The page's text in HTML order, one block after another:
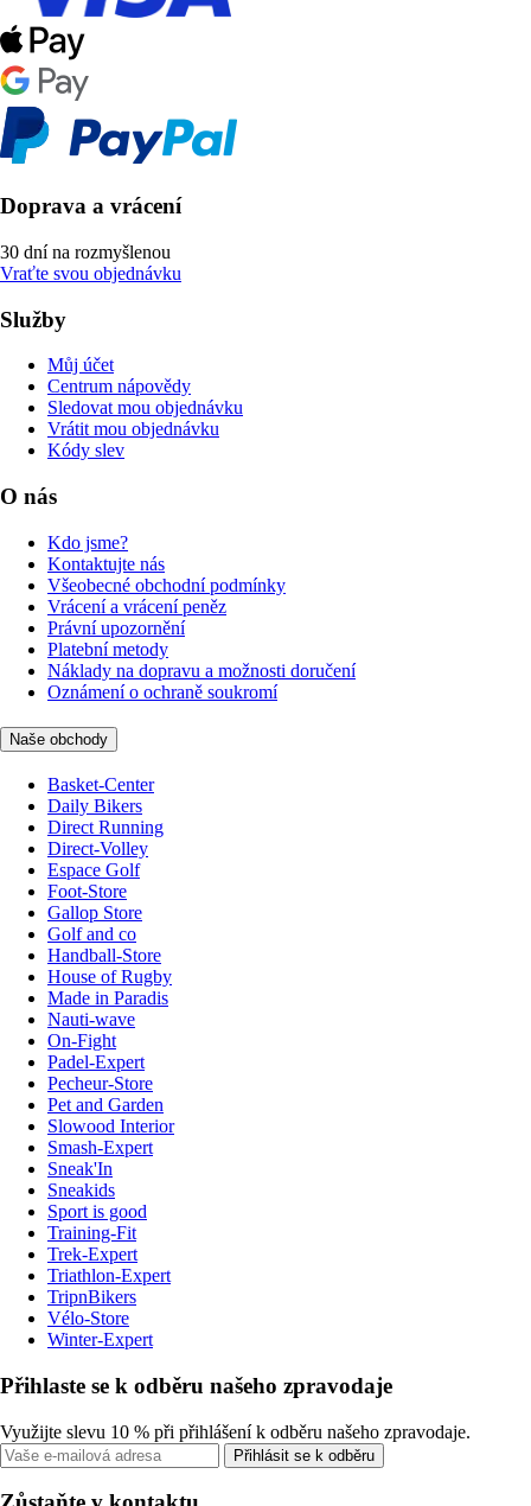
Doprava a vrácení
30 dní na rozmyšlenou
Vraťte svou objednávku
Služby
Můj účet
Centrum nápovědy
Sledovat mou objednávku
Vrátit mou objednávku
Kódy slev
O nás
Kdo jsme?
Kontaktujte nás
Všeobecné obchodní podmínky
Vrácení a vrácení peněz
Právní upozornění
Platební metody
Náklady na dopravu a možnosti doručení
Oznámení o ochraně soukromí
Naše obchody
Basket-Center
Daily Bikers
Direct Running
Direct-Volley
Espace Golf
Foot-Store
Gallop Store
Golf and co
Handball-Store
House of Rugby
Made in Paradis
Nauti-wave
On-Fight
Padel-Expert
Pecheur-Store
Pet and Garden
Slowood Interior
Smash-Expert
Sneak'In
Sneakids
Sport is good
Training-Fit
Trek-Expert
Triathlon-Expert
TripnBikers
Vélo-Store
Winter-Expert
Přihlaste se k odběru našeho zpravodaje
Využijte slevu 10 % při přihlášení k odběru našeho zpravodaje.
Přihlásit se k odběru